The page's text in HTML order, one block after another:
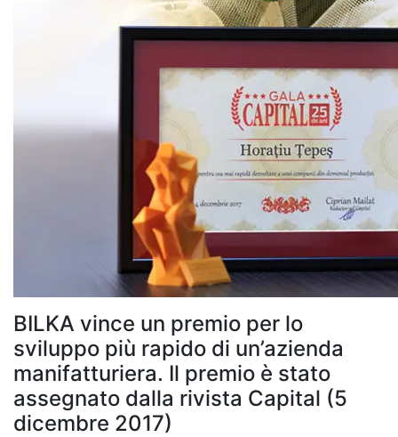
BILKA vince un premio per lo
sviluppo più rapido di un’azienda
manifatturiera. Il premio è stato
assegnato dalla rivista Capital (5
dicembre 2017)